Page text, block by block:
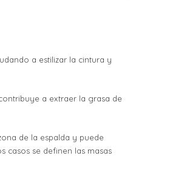
a estilizar la cintura y
a extraer la grasa de
de la espalda y puede
casos se definen las masas